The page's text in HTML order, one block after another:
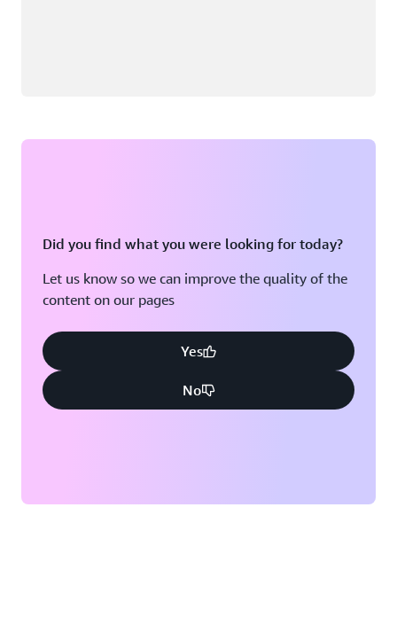
Did you find what you were looking for today?
Let us know so we can improve the quality of the
content on our pages
Yes
No